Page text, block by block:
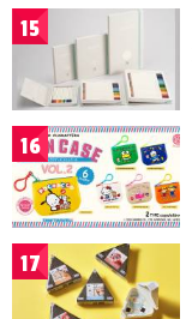
15
16
17